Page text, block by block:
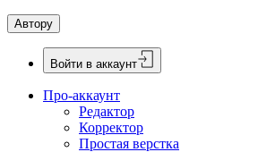
Автору
Войти в аккаунт
Про-аккаунт
Редактор
Корректор
Простая верстка